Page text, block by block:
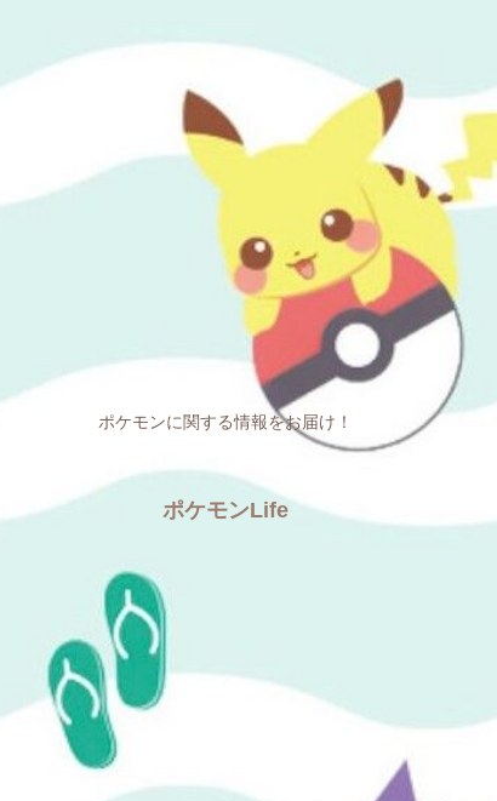
ポケモンに関する情報をお届け！
ポケモンLife